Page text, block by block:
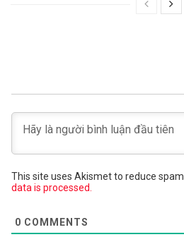
This site uses Akismet to reduce spam.
data is processed.
0 COMMENTS